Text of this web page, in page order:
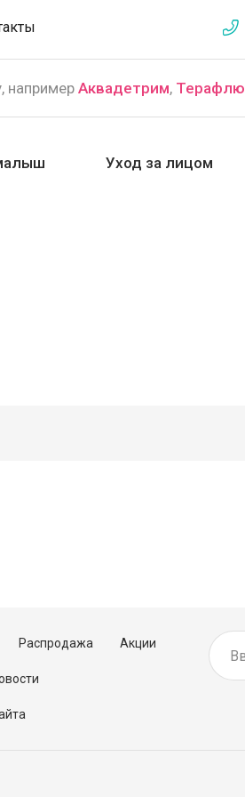
например Аквадетрим, Терафлю
Уход за лицом
Распродажа Акции